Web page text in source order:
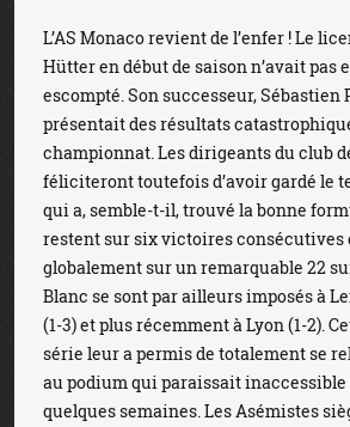
L’AS Monaco revient de l’enfer ! Le
Hütter en début de saison n’avait pas
escompté. Son successeur, Sébastien
présentait des résultats
championnat. Les dirigeants du club
féliciteront toutefois d’avoir gardé le
qui a, semble-t-il, trouvé la bonne
restent sur six victoires consécutives
globalement sur un remarquable 22
Blanc se sont par ailleurs imposés à
(1-3) et plus récemment à Lyon (1-2).
série leur a permis de totalement se
au podium qui paraissait inaccessible
quelques semaines. Les Asémistes